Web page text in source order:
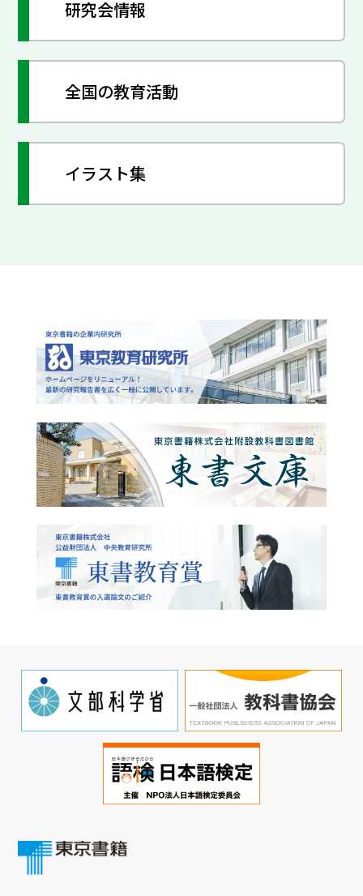
研究会情報
全国の教育活動
イラスト集